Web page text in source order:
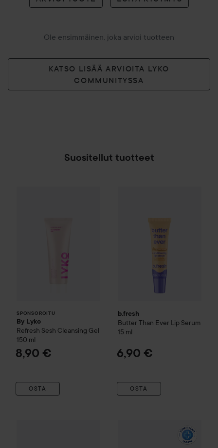
Ole ensimmäinen, joka arvioi tuotteen
KATSO LISÄÄ ARVIOITA LYKO
COMMUNITYSSA
Suositellut tuotteet
SPONSOROITU
By Lyko
Refresh Sesh Cleansing Gel
150 ml
8,90 €
OSTA
b.fresh
Butter Than Ever Lip Serum
15 ml
6,90 €
OSTA
Cicaplast